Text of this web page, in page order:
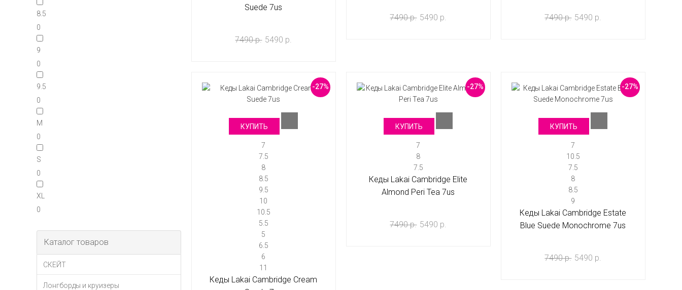
8.5
0
9
0
9.5
0
M
0
S
0
XL
0
Каталог товаров
СКЕЙТ
Лонгборды и круизеры
Suede 7us
7490 р. 5490 р.
7490 р. 5490 р. 7490 р. 5490 р.
-27%
КУПИТЬ
7
7.5
8
8.5
9.5
10
10.5
5.5
5
6.5
6
11
Кеды Lakai Cambridge Cream
-27%
КУПИТЬ
7
8
7.5
Кеды Lakai Cambridge Elite
Almond Peri Tea 7us
7490 р. 5490 р.
-27%
КУПИТЬ
7
10.5
7.5
8
8.5
9
Кеды Lakai Cambridge Estate
Blue Suede Monochrome 7us
7490 р. 5490 р.